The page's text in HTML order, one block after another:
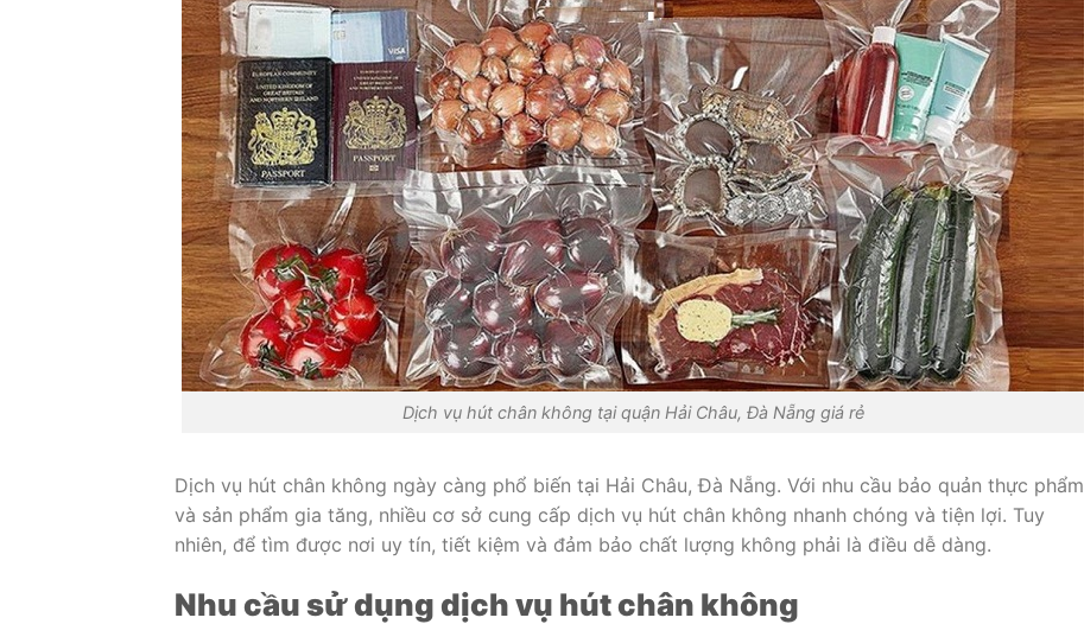
Dịch vụ hút chân không tại quận Hải Châu, Đà Nẵng giá rẻ
Dịch vụ hút chân không ngày càng phổ biến tại Hải Châu, Đà Nẵng. Với nhu cầu bảo quản thực phẩm
và sản phẩm gia tăng, nhiều cơ sở cung cấp dịch vụ hút chân không nhanh chóng và tiện lợi. Tuy
nhiên, để tìm được nơi uy tín, tiết kiệm và đảm bảo chất lượng không phải là điều dễ dàng.
Nhu cầu sử dụng dịch vụ hút chân không